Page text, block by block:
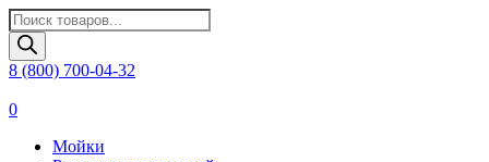
Поиск
товаров
8 (800) 700-04-32
0
Мойки